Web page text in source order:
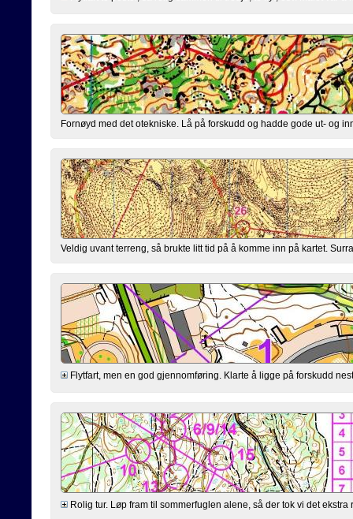
Fornøyd med det otekniske. Lå på forskudd og hadde gode ut- og
Veldig uvant terreng, så brukte litt tid på å komme inn på kartet.
Flytfart, men en god gjennomføring. Klarte å ligge på forskudd
Rolig tur. Løp fram til sommerfuglen alene, så der tok vi det